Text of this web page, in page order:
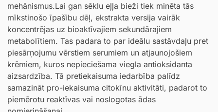
mehānismus.Lai gan sēklu eļļa bieži tiek minēta tās
mīkstinošo īpašību dēļ, ekstrakta versija vairāk
koncentrējas uz bioaktīvajiem sekundārajiem
metabolītiem. Tas padara to par ideālu sastāvdaļu pret
piesārņojumu vērstiem serumiem un atjaunojošiem
krēmiem, kuros nepieciešama viegla antioksidanta
aizsardzība. Tā pretiekaisuma iedarbība palīdz
samazināt pro-iekaisuma citokīnu aktivitāti, padarot to
piemērotu reaktīvas vai noslogotas ādas